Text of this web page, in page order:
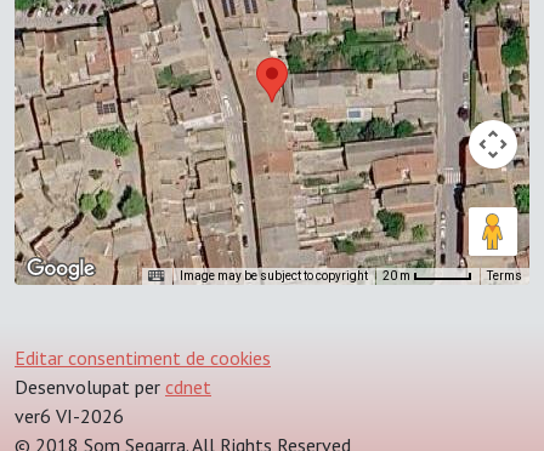
Image may be subject to copyright 20 m Terms
Editar consentiment de cookies
Desenvolupat per cdnet
ver6 VI-2026
© 2018 Som Segarra. All Rights Reserved